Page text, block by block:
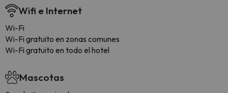
Wifi e Internet
Wi-Fi
Wi-Fi gratuito en zonas comunes
Wi-Fi gratuito en todo el hotel
Mascotas